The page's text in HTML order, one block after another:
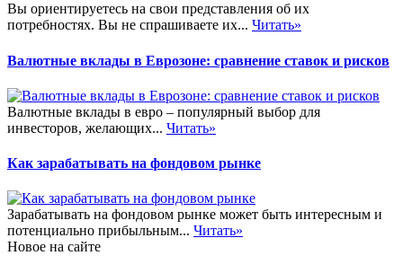
Вы ориентируетесь на свои представления об их
потребностях. Вы не спрашиваете их... Читать»
Валютные вклады в Еврозоне: сравнение ставок и рисков
Валютные вклады в евро – популярный выбор для
инвесторов, желающих... Читать»
Как зарабатывать на фондовом рынке
Зарабатывать на фондовом рынке может быть интересным и
потенциально прибыльным... Читать»
Новое на сайте